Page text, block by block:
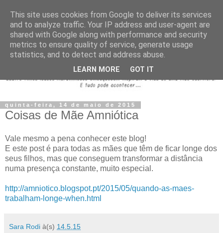
quinta-feira, 14 de maio de 2015
Coisas de Mãe Amniótica
Vale mesmo a pena conhecer este blog!
E este post é para todas as mães que têm de ficar longe dos
seus filhos, mas que conseguem transformar a distância
numa presença constante, muito especial.
http://amniotico.blogspot.pt/2015/05/quando-as-maes-
trabalham-longe-when.html
Sara Rodi à(s) 14.5.15
This site uses cookies from Google to deliver its services
and to analyze traffic. Your IP address and user-agent are
shared with Google along with performance and security
metrics to ensure quality of service, generate usage
statistics, and to detect and address abuse.
LEARN MORE GOT IT